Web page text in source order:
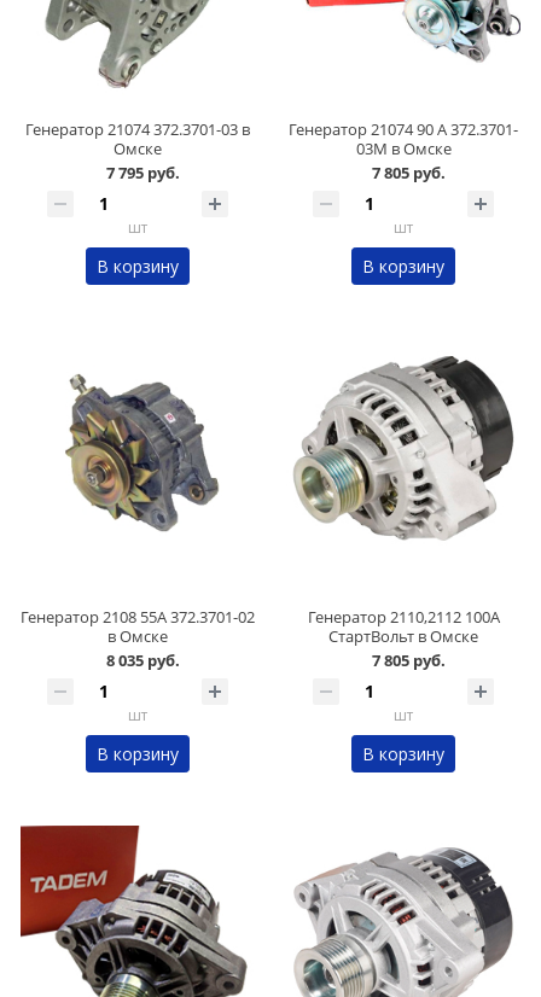
Генератор 21074 372.3701-03 в
Омске
7 795 руб.
шт
В корзину
Генератор 21074 90 А 372.3701-
03М в Омске
7 805 руб.
шт
В корзину
Генератор 2108 55А 372.3701-02
в Омске
8 035 руб.
шт
В корзину
Генератор 2110,2112 100А
СтартВольт в Омске
7 805 руб.
шт
В корзину